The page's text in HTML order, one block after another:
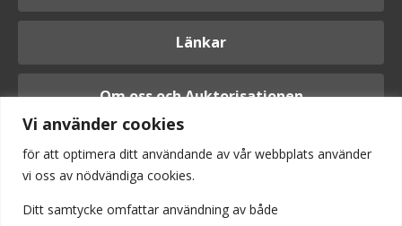
Vi använder cookies
för att optimera ditt användande av vår webbplats använder
vi oss av nödvändiga cookies.
Ditt samtycke omfattar användning av både
Länkar
Om oss och Auktorisationen
Logga in